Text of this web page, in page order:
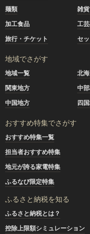
麺類
雑
加工食品
工
旅行・チケット
セ
地域でさがす
地域一覧 北
関東地方
中
中国地方
四
おすすめ特集でさがす
おすすめ特集一覧
担当者おすすめ特集
地元が誇る家電特集
ふるなび限定特集
ふるさと納税を知る
ふるさと納税とは？
控除上限額シミュレーション